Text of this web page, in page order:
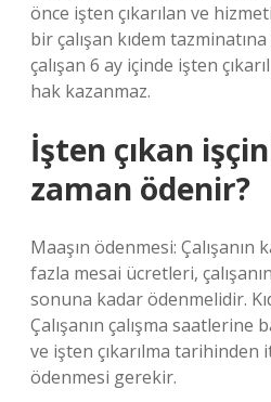
önce işten çıkarılan ve
bir çalışan kıdem
çalışan 6 ay içinde işten
hak kazanmaz.
İşten çıkan
zaman ödenir?
Maaşın ödenmesi: Çalışanın
fazla mesai ücretleri, çalışanın
sonuna kadar ödenmelidir.
Çalışanın çalışma saatlerine
ve işten çıkarılma
ödenmesi gerekir.